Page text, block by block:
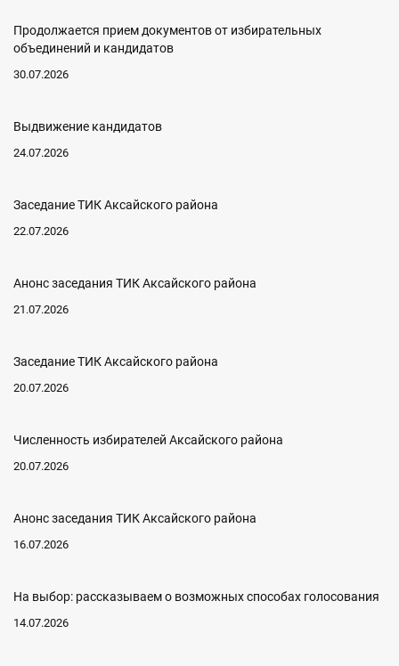
Продолжается прием документов от избирательных
объединений и кандидатов
30.07.2026
Выдвижение кандидатов
24.07.2026
Заседание ТИК Аксайского района
22.07.2026
Анонс заседания ТИК Аксайского района
21.07.2026
Заседание ТИК Аксайского района
20.07.2026
Численность избирателей Аксайского района
20.07.2026
Анонс заседания ТИК Аксайского района
16.07.2026
На выбор: рассказываем о возможных способах голосования
14.07.2026